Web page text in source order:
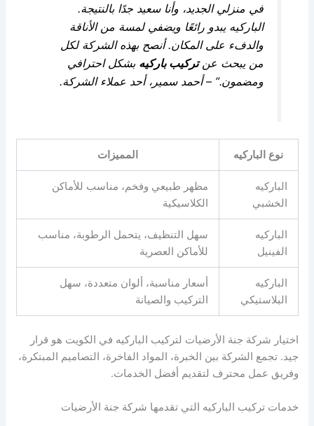
في منزلي الجديد، وأنا سعيد جدًا بالنتيجة.
الباركيه يبدو رائعًا ويضفي لمسة من الأناقة
والدفء على المكان. أنصح بهذه الشركة لكل
من يبحث عنتركيب باركيه بشكل احترافي
ومضمون.” – أحمد سمير، أحد عملاء الشركة.
نوع الباركيه المميزات
الباركيه
الخشبي
مظهر طبيعي وفخم، مناسب للأماكن
الكلاسيكية
الباركيه
الفينيل
سهل التنظيف، يتحمل الرطوبة، مناسب
للأماكن العصرية
الباركيه
البلاستيكي
أسعار مناسبة، ألوان متعددة، سهل
التركيب والصيانة
اختيار شركة جنة الأرضيات لتركيب الباركيه في الكويت هو قرار
جيد. تجمع الشركة بين الخبرة، المواد الفاخرة، التصاميم المبتكرة،
وفريق عمل محترف لتقديم أفضل الخدمات.
خدمات تركيب الباركيه التي تقدمها شركة جنة الأرضيات